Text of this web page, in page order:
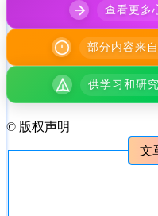
查看更多
部分内容来
供学习和研
© 版权声明
文